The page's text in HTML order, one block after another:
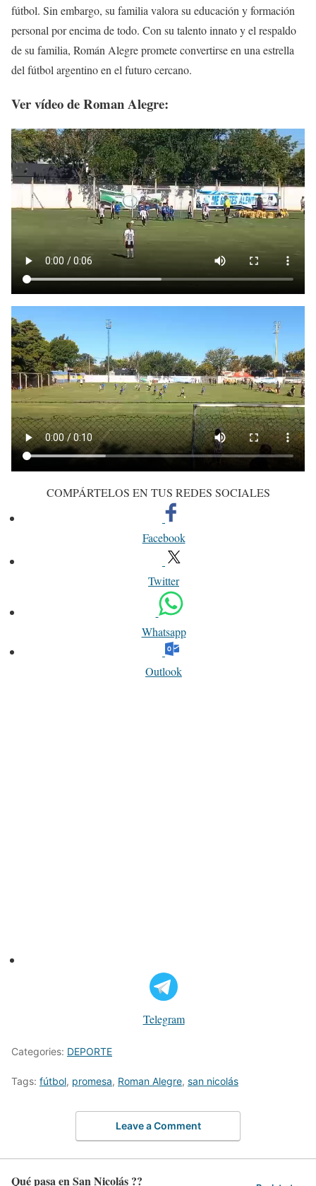
fútbol. Sin embargo, su familia valora su educación y formación
personal por encima de todo. Con su talento innato y el respaldo
de su familia, Román Alegre promete convertirse en una estrella
del fútbol argentino en el futuro cercano.
Ver vídeo de Roman Alegre:
COMPÁRTELOS EN TUS REDES SOCIALES
Facebook
Twitter
Whatsapp
Outlook
Telegram
Categories: DEPORTE
Tags: fútbol, promesa, Roman Alegre, san nicolás
Leave a Comment
Qué pasa en San Nicolás ??